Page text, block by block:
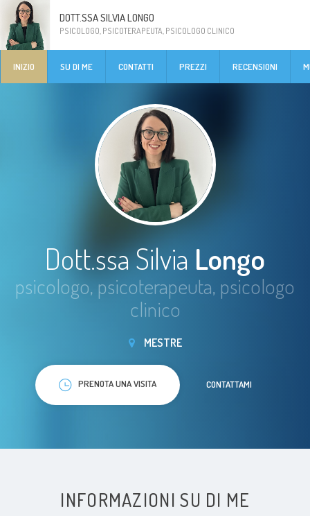
DOTT.SSA SILVIA LONGO
PSICOLOGO, PSICOTERAPEUTA, PSICOLOGO CLINICO
INIZIO SU DI ME CONTATTI PREZZI RECENSIONI
Dott.ssa Silvia Longo
psicologo, psicoterapeuta, psicologo
clinico
MESTRE
PRENOTA UNA VISITA CONTATTAMI
INFORMAZIONI SU DI ME